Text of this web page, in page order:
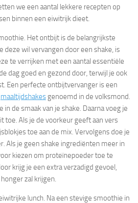
we een aantal lekkere recepten op
binnen een eiwitrijk dieet.
Het ontbijt is de belangrijkste
deze wil vervangen door een shake, is
te verrijken met een aantal essentiële
dag goed en gezond door, terwijl je ook
Een perfecte ontbijtvervanger is een
maaltijdshakes genoemd in de volksmond.
in de smaak van je shake. Daarna voeg je
toe. Als je de voorkeur geeft aan vers
toe aan de mix. Vervolgens doe je
Als je geen shake ingrediënten meer in
kiezen om proteïnepoeder toe te
krijg je een extra verzadigd gevoel,
zal krijgen.
lunch. Na een stevige smoothie in